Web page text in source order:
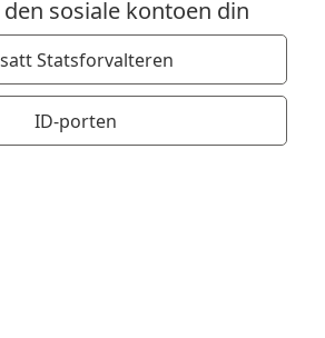
sosiale kontoen din
Statsforvalteren
ID-porten